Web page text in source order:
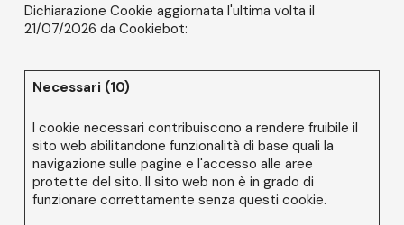
Dichiarazione Cookie aggiornata l'ultima volta il
21/07/2026 da Cookiebot:
Necessari (10)
I cookie necessari contribuiscono a rendere fruibile il
sito web abilitandone funzionalità di base quali la
navigazione sulle pagine e l'accesso alle aree
protette del sito. Il sito web non è in grado di
funzionare correttamente senza questi cookie.